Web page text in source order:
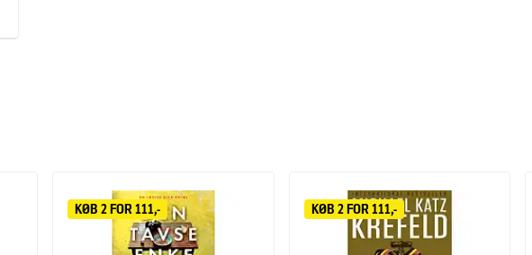
KØB 2 FOR 111,- KØB 2 FOR 111,-